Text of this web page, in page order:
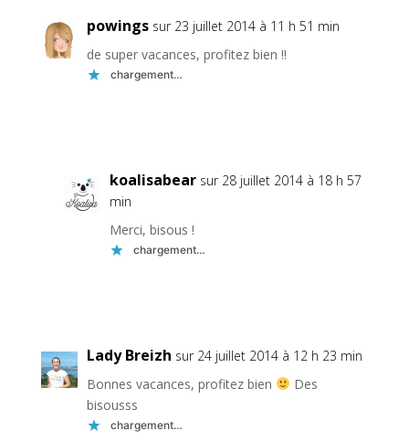
powings sur 23 juillet 2014 à 11 h 51 min
de super vacances, profitez bien !!
chargement…
koalisabear sur 28 juillet 2014 à 18 h 57
min
Merci, bisous !
chargement…
Lady Breizh sur 24 juillet 2014 à 12 h 23 min
Bonnes vacances, profitez bien
Des
bisousss
chargement…